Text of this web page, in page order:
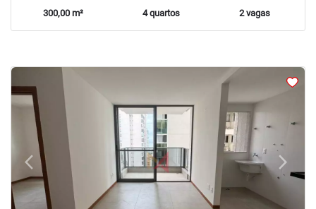
300,00 m² 4 quartos 2 vagas
arrow_back_iosPrevious arrow_forward_iosNext